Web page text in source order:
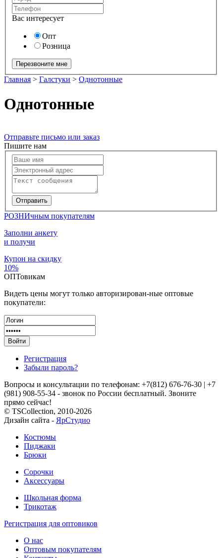
Вас интересует
Опт
Розница
Главная > Галстуки > Однотонные
Однотонные
Отправьте письмо или заказ
Пишите нам
РОЗНИчным покупателям
Заполни анкету
и получи
Купон на скидку
10%
ОПТовикам
Видеть цены могут только авторизирован-ные оптовые
покупатели:
Регистрация
Забыли пароль?
Вопросы и консультации по телефонам: +7(812) 676-76-30 | +7
(981) 908-55-34 - звонок по России бесплатный. Звоните
прямо сейчас!
© TSCollection, 2010-2026
Дизайн сайта - ЯрСтудио
Костюмы
Пиджаки
Брюки
Сорочки
Аксессуары
Школьная форма
Трикотаж
Регистрация для оптовиков
О нас
Оптовым покупателям